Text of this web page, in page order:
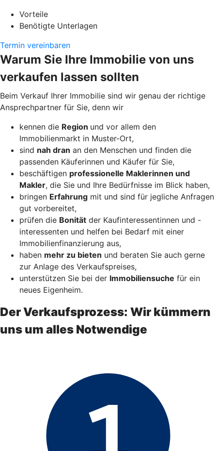
Vorteile
Benötigte Unterlagen
Termin vereinbaren
Warum Sie Ihre Immobilie von uns
verkaufen lassen sollten
Beim Verkauf Ihrer Immobilie sind wir genau der richtige
Ansprechpartner für Sie, denn wir
kennen die Region und vor allem den
Immobilienmarkt in Muster-Ort,
sind nah dran an den Menschen und finden die
passenden Käuferinnen und Käufer für Sie,
beschäftigen professionelle Maklerinnen und
Makler, die Sie und Ihre Bedürfnisse im Blick haben,
bringen Erfahrung mit und sind für jegliche Anfragen
gut vorbereitet,
prüfen die Bonität der Kaufinteressentinnen und -
interessenten und helfen bei Bedarf mit einer
Immobilienfinanzierung aus,
haben mehr zu bieten und beraten Sie auch gerne
zur Anlage des Verkaufspreises,
unterstützen Sie bei der Immobiliensuche für ein
neues Eigenheim.
Der Verkaufsprozess: Wir kümmern
uns um alles Notwendige